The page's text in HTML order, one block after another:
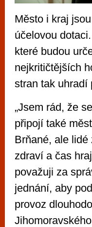
Město i kraj
účelovou
které budou
nejkritičtějších
stran tak uhradí
„Jsem rád, že
připojí také
Brňané, ale
zdraví a čas
považuji za
jednání, aby
provoz